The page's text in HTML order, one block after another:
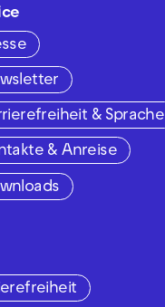
& Sprache
& Anreise